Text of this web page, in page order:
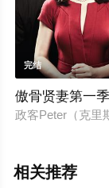
息可移步至豆
完结
傲骨贤妻第一季
政客Peter（克里
相关推荐